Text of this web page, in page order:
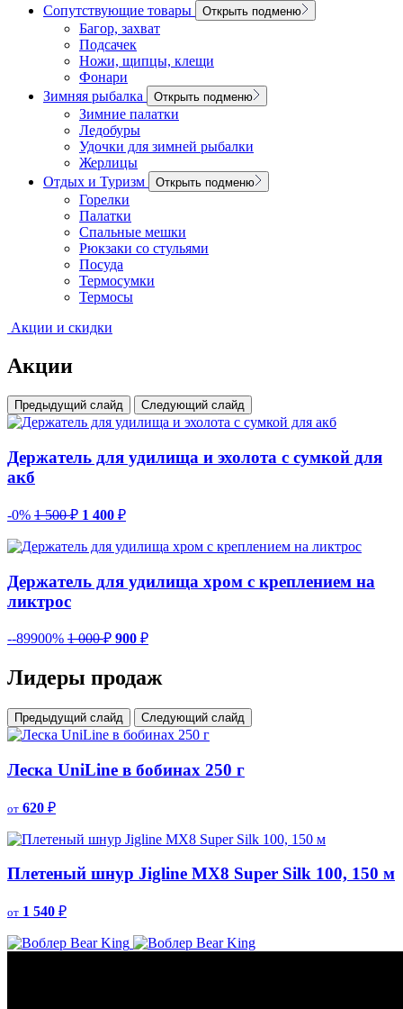
Сопутствующие товары
Открыть подменю
Багор, захват
Подсачек
Ножи, щипцы, клещи
Фонари
Зимняя рыбалка
Открыть подменю
Зимние палатки
Ледобуры
Удочки для зимней рыбалки
Жерлицы
Отдых и Туризм
Открыть подменю
Горелки
Палатки
Спальные мешки
Рюкзаки со стульями
Посуда
Термосумки
Термосы
Акции и скидки
Акции
Предыдущий слайд Следующий слайд
Держатель для удилища и эхолота с сумкой для
акб
-0% 1 500₽ 1 400 ₽
Держатель для удилища хром с креплением на
ликтрос
--89900% 1 000₽ 900 ₽
Лидеры продаж
Предыдущий слайд Следующий слайд
Леска UniLine в бобинах 250 г
от 620 ₽
Плетеный шнур Jigline MX8 Super Silk 100, 150 м
от 1 540 ₽